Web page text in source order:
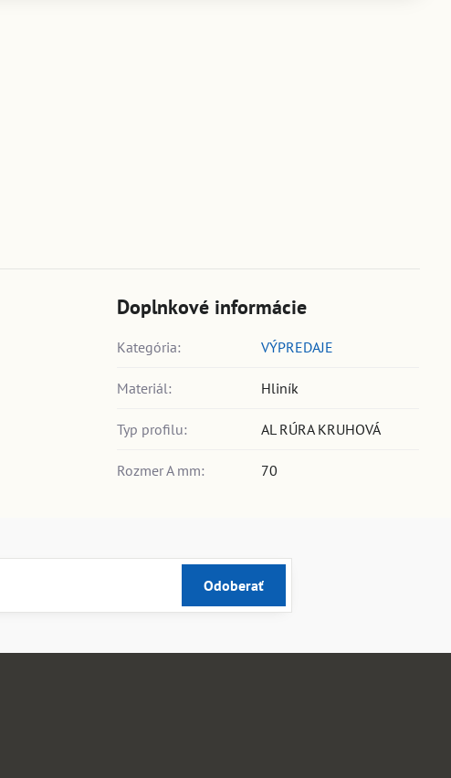
Doplnkové informácie
Kategória: VÝPREDAJE
Materiál: Hliník
Typ profilu: AL RÚRA KRUHOVÁ
Rozmer A mm: 70
Odoberať